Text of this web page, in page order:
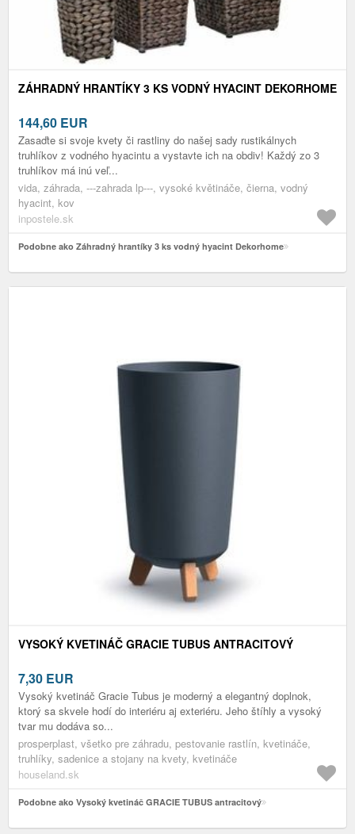
ZÁHRADNÝ HRANTÍKY 3 KS VODNÝ HYACINT DEKORHOME
144,60 EUR
Zasaďte si svoje kvety či rastliny do našej sady rustikálnych
truhlíkov z vodného hyacintu a vystavte ich na obdiv! Každý zo 3
truhlíkov má inú veľ...
vida, záhrada, ---zahrada lp---, vysoké květináče, čierna, vodný
hyacint, kov
inpostele.sk
Podobne ako Záhradný hrantíky 3 ks vodný hyacint Dekorhome
VYSOKÝ KVETINÁČ GRACIE TUBUS ANTRACITOVÝ
7,30 EUR
Vysoký kvetináč Gracie Tubus je moderný a elegantný doplnok,
ktorý sa skvele hodí do interiéru aj exteriéru. Jeho štíhly a vysoký
tvar mu dodáva so...
prosperplast, všetko pre záhradu, pestovanie rastlín, kvetináče,
truhlíky, sadenice a stojany na kvety, kvetináče
houseland.sk
Podobne ako Vysoký kvetináč GRACIE TUBUS antracitový